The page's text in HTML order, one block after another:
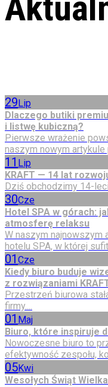
29Lip
Dlaczego butiki
i listwę kubiczną?
Pierwsze wrażenie
naszym nowym artykule
11 Lip
KRAFT — 14 lat
Dziś obchodzimy 14-
30Cze
Hotel SPA w górach:
atmosferę relaksu
W naszym najnowszym
hotelu SPA, w której
01 Cze
Kiedy biuro buduje
z rozwiązaniami
Przestrzeń biurowa
firmy....
01 Maj
Biuro, które inspiruje
Nowoczesne biuro to
efektywność zespołu,
05Kwi
Wesołych Świąt